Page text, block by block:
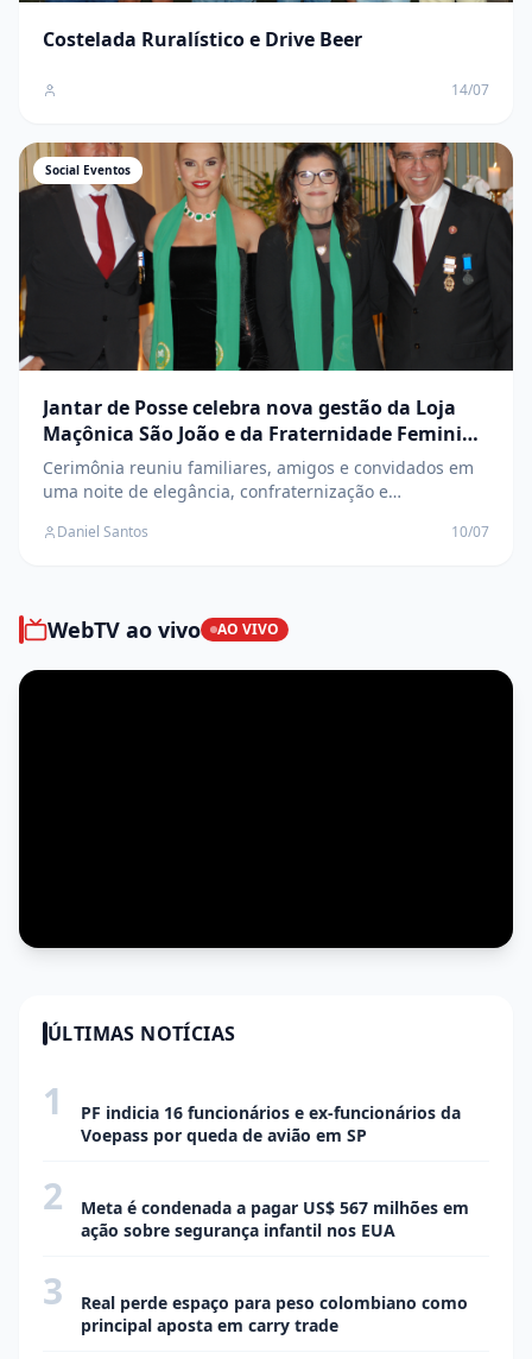
Costelada Ruralístico e Drive Beer
14/07
Social Eventos
Jantar de Posse celebra nova gestão da Loja
Maçônica São João e da Fraternidade Feminina
Cruzeiro do Sul
Cerimônia reuniu familiares, amigos e convidados em
uma noite de elegância, confraternização e
Daniel Santos 10/07
WebTV ao vivo AO VIVO
ÚLTIMAS NOTÍCIAS
1
PF indicia 16 funcionários e ex-funcionários da
Voepass por queda de avião em SP
2
Meta é condenada a pagar US$ 567 milhões em
ação sobre segurança infantil nos EUA
3
Real perde espaço para peso colombiano como
principal aposta em carry trade